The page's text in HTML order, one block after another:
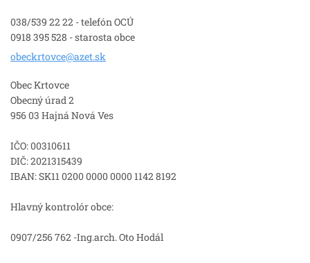
038/539 22 22 - telefón OCÚ
0918 395 528 - starosta obce
obeckrtovce@azet.sk
Obec Krtovce
Obecný úrad 2
956 03 Hajná Nová Ves
IČO: 00310611
DIČ: 2021315439
IBAN: SK11 0200 0000 0000 1142 8192
Hlavný kontrolór obce:
0907/256 762 -Ing.arch. Oto Hodál